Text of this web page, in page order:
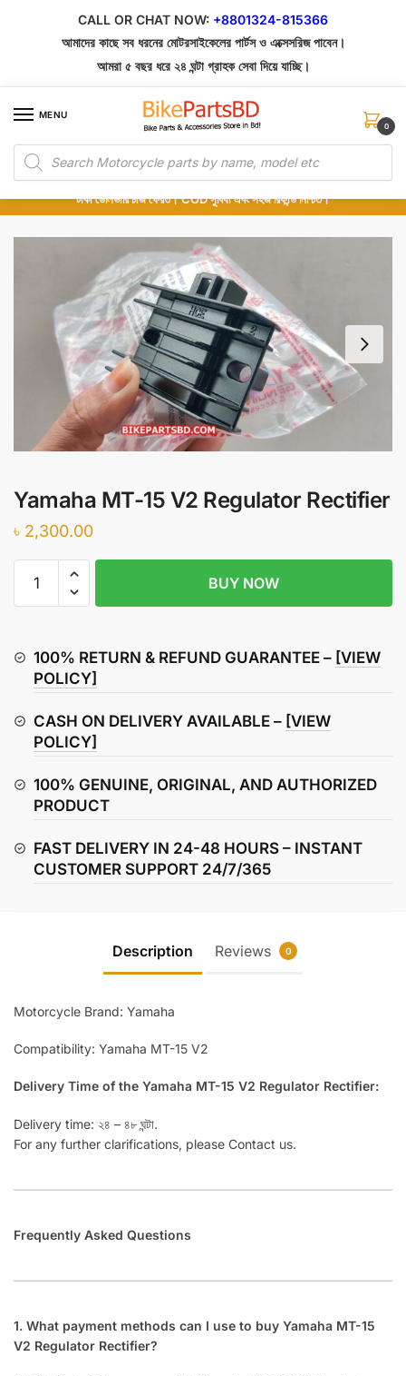
CALL OR CHAT NOW: +8801324-815366
আমাদের কাছে সব ধরনের মোটরসাইকেলের পার্টস ও এক্সেসরিজ পাবেন।
আমরা ৫ বছর ধরে ২৪ ঘন্টা গ্রাহক সেবা দিয়ে যাচ্ছি।
MENU
Products
search
0
১০০% অরিজিনাল পার্টস – শোরুম থেকে সরাসরি সংগ্রহ এবং শুধুমাত্র কুরিয়ার সার্ভিসে ডেলিভারি।
অর্ডার করার পর পার্টের ছবি দেখুন। পছন্দ হলে Cash on Delivery দিন, না হলে ৫ মিনিটে ১৯৯
টাকা ডেলিভারি চার্জ ফেরত। COD সুবিধা এবং সহজ রিফান্ড নিশ্চিত।
Yamaha MT-15 V2 Regulator Rectifier
৳ 2,300.00
MT-
Regulator
Rectifier
BUY NOW
100% RETURN & REFUND GUARANTEE – [VIEW
POLICY]
CASH ON DELIVERY AVAILABLE – [VIEW
POLICY]
100% GENUINE, ORIGINAL, AND AUTHORIZED
PRODUCT
FAST DELIVERY IN 24-48 HOURS – INSTANT
CUSTOMER SUPPORT 24/7/365
Description Reviews 0
Motorcycle Brand: Yamaha
Compatibility: Yamaha MT-15 V2
Delivery Time of the Yamaha MT-15 V2 Regulator Rectifier:
Delivery time: ২৪ – ৪৮ ঘন্টা.
For any further clarifications, please Contact us.
Frequently Asked Questions
1. What payment methods can I use to buy Yamaha MT-15
V2 Regulator Rectifier?